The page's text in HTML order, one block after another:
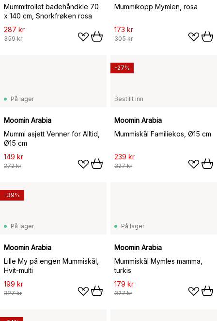
Mummitrollet badehåndkle 70
x 140 cm, Snorkfrøken rosa
287 kr
359 kr
Mummikopp Mymlen, rosa
173 kr
305 kr
På lager
Moomin Arabia
Mummi asjett Venner for Alltid,
Ø15 cm
149 kr
272 kr
Bestillt inn
Moomin Arabia
Mummiskål Familiekos, Ø15 cm
239 kr
327 kr
-27%
På lager
Moomin Arabia
Lille My på engen Mummiskål,
Hvit-multi
199 kr
327 kr
-39%
På lager
Moomin Arabia
Mummiskål Mymles mamma,
turkis
179 kr
327 kr